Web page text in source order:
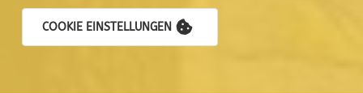
COOKIE EINSTELLUNGEN